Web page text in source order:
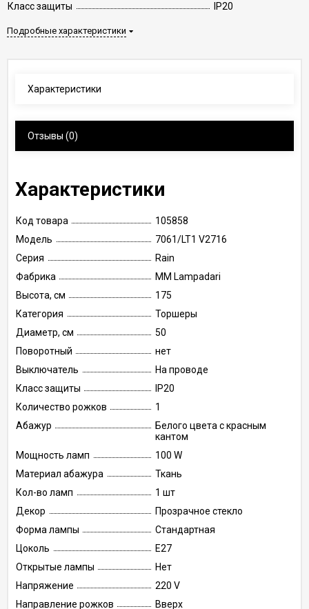
Класс защиты
IP20
Подробные характеристики
Характеристики
Отзывы (0)
Характеристики
Код товара
105858
Модель
7061/LT1 V2716
Серия
Rain
Фабрика
MM Lampadari
Высота, см
175
Категория
Торшеры
Диаметр, см
50
Поворотный
нет
Выключатель
На проводе
Класс защиты
IP20
Количество рожков
1
Абажур
Белого цвета с красным
кантом
Мощность ламп
100 W
Материал абажура
Ткань
Кол-во ламп
1 шт
Декор
Прозрачное стекло
Форма лампы
Стандартная
Цоколь
E27
Открытые лампы
Нет
Напряжение
220 V
Направление рожков
Вверх